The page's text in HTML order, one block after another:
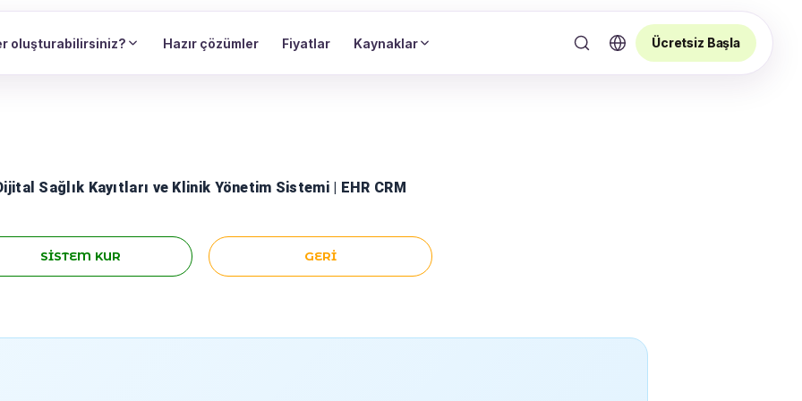
oluşturabilirsiniz? Hazır çözümler Fiyatlar Kaynaklar Ücretsiz Başla
Sağlık Kayıtları ve Klinik Yönetim Sistemi | EHR CRM
SISTEM KUR GERI